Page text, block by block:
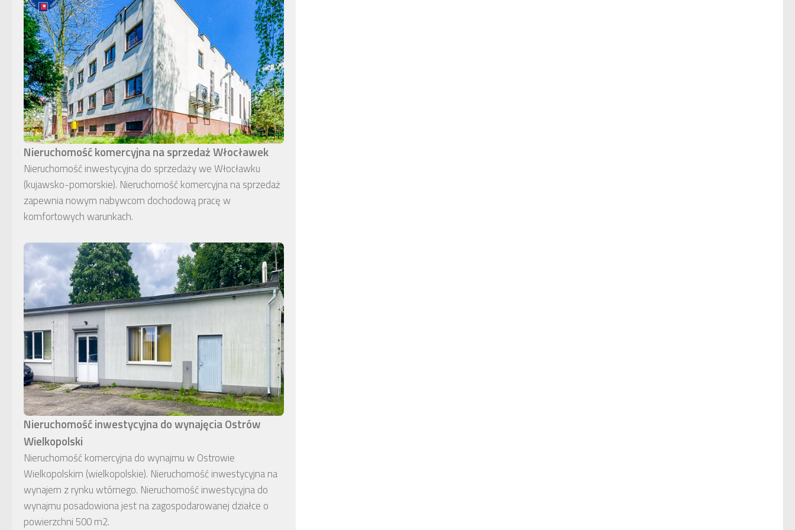
Nieruchomość komercyjna na sprzedaż Włocławek
Nieruchomość inwestycyjna do sprzedaży we Włocławku
(kujawsko-pomorskie). Nieruchomość komercyjna na sprzedaż
zapewnia nowym nabywcom dochodową pracę w
komfortowych warunkach.
Nieruchomość inwestycyjna do wynajęcia Ostrów
Wielkopolski
Nieruchomość komercyjna do wynajmu w Ostrowie
Wielkopolskim (wielkopolskie). Nieruchomość inwestycyjna na
wynajem z rynku wtórnego. Nieruchomość inwestycyjna do
wynajmu posadowiona jest na zagospodarowanej działce o
powierzchni 500 m2.